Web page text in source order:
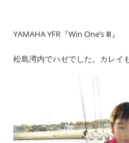
YAMAHA YFR『Win One’s Ⅲ』
松島湾内でハゼでした。カレイ